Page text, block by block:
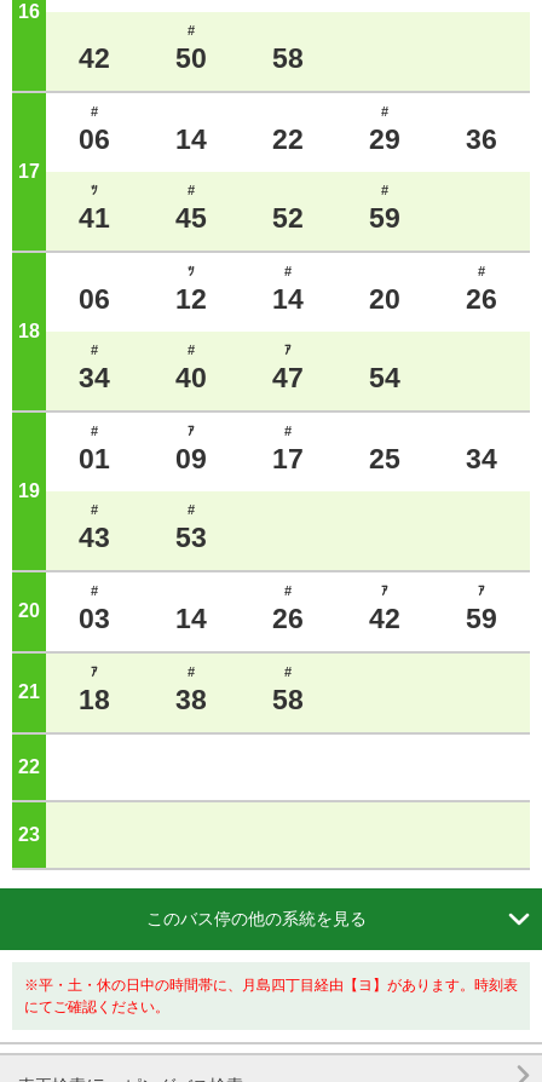
16 ジ
42
#
50 58
17 ジ
#
06 14 22
#
29 36
ﾂ
41
#
45 52
#
59
18 ジ
06
ﾂ
12
#
14 20
#
26
#
34
#
40
ｱ
47 54
19 ジ
#
01
ｱ
09
#
17 25 34
#
43
#
53
20
#
03 14
#
26
ｱ
42
ｱ
59
21
ｱ
18
#
38
#
58
22
23
このバス停の他の系統を見る 
※平・土・休の日中の時間帯に、月島四丁目経由【ヨ】があります。時刻表
にてご確認ください。